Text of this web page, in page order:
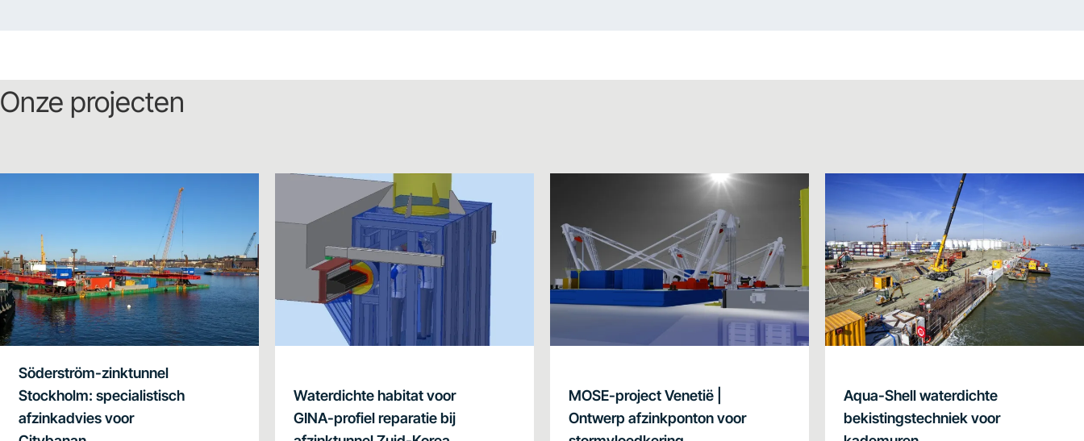
Onze projecten
Söderström-zinktunnel
Stockholm: specialistisch
afzinkadvies voor
Waterdichte habitat voor
GINA-profiel reparatie bij
MOSE-project Venetië |
Ontwerp afzinkponton voor
Aqua-Shell waterdichte
bekistingstechniek voor